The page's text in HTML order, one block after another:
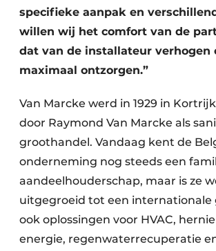
specifieke aanpak en
willen wij het comfort van de
dat van de installateur verhogen
maximaal ontzorgen.”
Van Marcke werd in 1929 in
door Raymond Van Marcke als
groothandel. Vandaag kent de
onderneming nog steeds een
aandeelhouderschap, maar is ze
uitgegroeid tot een internationale
ook oplossingen voor HVAC,
energie, regenwaterrecuperatie